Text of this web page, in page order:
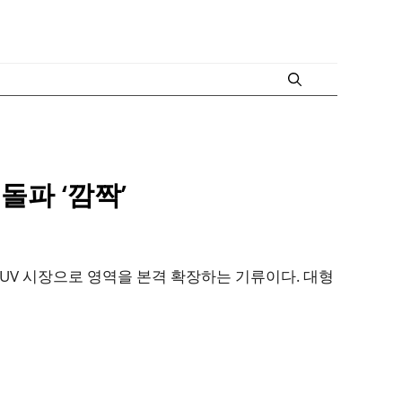
파 ‘깜짝’
시장으로 영역을 본격 확장하는 기류이다. 대형